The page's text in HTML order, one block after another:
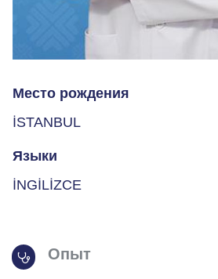
Место рождения
İSTANBUL
Языки
İNGİLİZCE
Опыт